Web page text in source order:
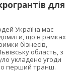
для
у
Україна має
що в рамках
бізнесів,
область, з
укладено угоди
перший транш.